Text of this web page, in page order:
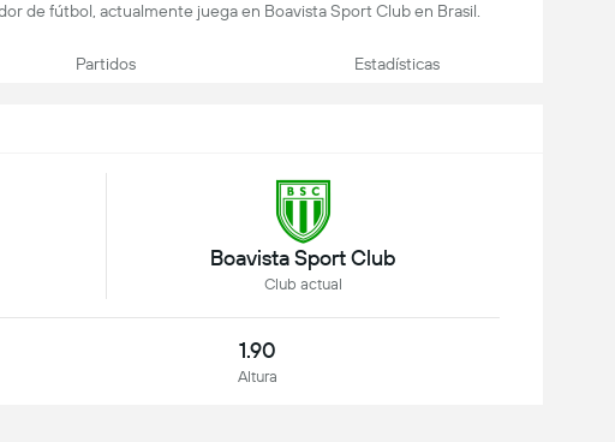
de fútbol, actualmente juega en Boavista Sport Club en Brasil.
Partidos Estadísticas
Boavista Sport Club
Club actual
1.90
Altura